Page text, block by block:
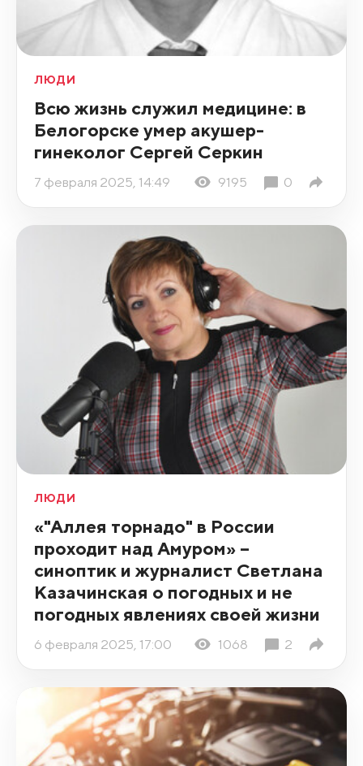
ЛЮДИ
Всю жизнь служил медицине: в
Белогорске умер акушер-
гинеколог Сергей Серкин
7 февраля 2025, 14:49 9195 0
ЛЮДИ
«"Аллея торнадо" в России
проходит над Амуром» –
синоптик и журналист Светлана
Казачинская о погодных и не
погодных явлениях своей жизни
6 февраля 2025, 17:00 1068 2